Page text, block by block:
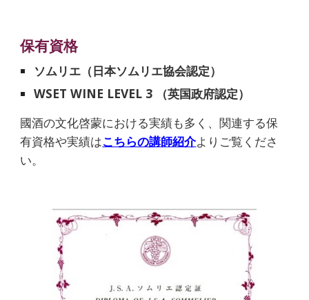
保有資格
ソムリエ（日本ソムリエ協会認定）
WSET WINE LEVEL 3 （英国政府認定）
國酒の文化啓蒙における実績も多く、関連する保
有資格や実績はこちらの講師紹介よりご覧くださ
い。